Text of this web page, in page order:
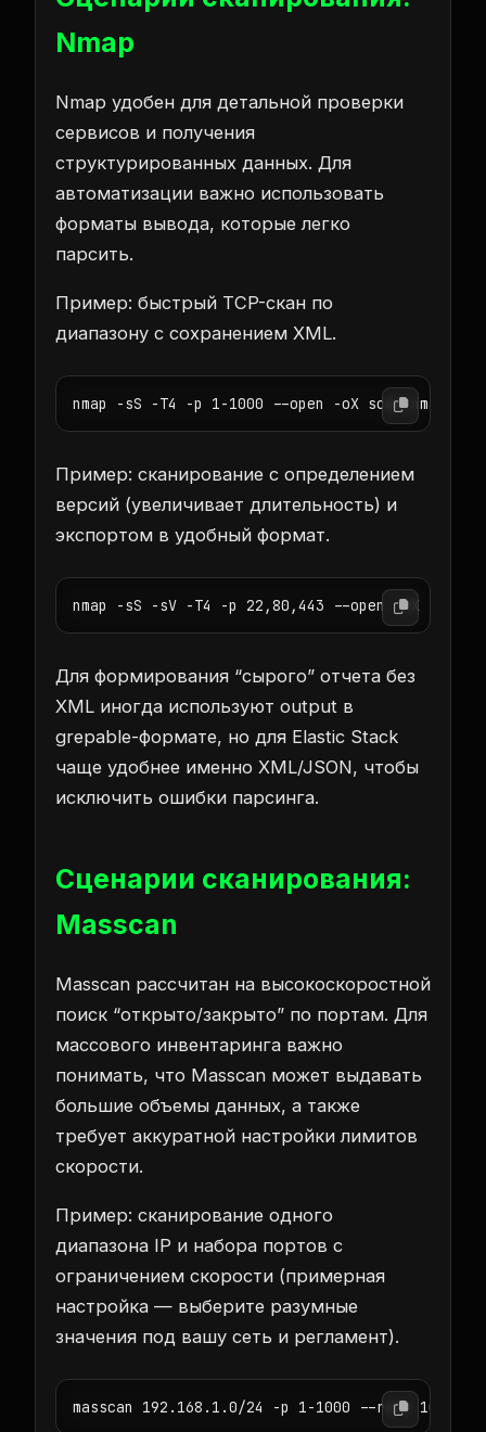
Nmap
Nmap удобен для детальной проверки
сервисов и получения
структурированных данных. Для
автоматизации важно использовать
форматы вывода, которые легко
парсить.
Пример: быстрый TCP-скан по
диапазону с сохранением XML.
nmap -sS -T4 -p 1-1000 --open -oX
Пример: сканирование с определением
версий (увеличивает длительность) и
экспортом в удобный формат.
nmap -sS -sV -T4 -p 22,80,443 --open -oX
Для формирования “сырого” отчета без
XML иногда используют output в
grepable-формате, но для Elastic Stack
чаще удобнее именно XML/JSON, чтобы
исключить ошибки парсинга.
Сценарии сканирования:
Masscan
Masscan рассчитан на высокоскоростной
поиск “открыто/закрыто” по портам. Для
массового инвентаринга важно
понимать, что Masscan может выдавать
большие объемы данных, а также
требует аккуратной настройки лимитов
скорости.
Пример: сканирование одного
диапазона IP и набора портов с
ограничением скорости (примерная
настройка — выберите разумные
значения под вашу сеть и регламент).
masscan 192.168.1.0/24 -p 1-1000 --rate 10000 -